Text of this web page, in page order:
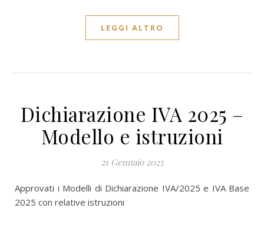
LEGGI ALTRO
Dichiarazione IVA 2025 –
Modello e istruzioni
21 Gennaio 2025
Approvati i Modelli di Dichiarazione IVA/2025 e IVA Base
2025 con relative istruzioni